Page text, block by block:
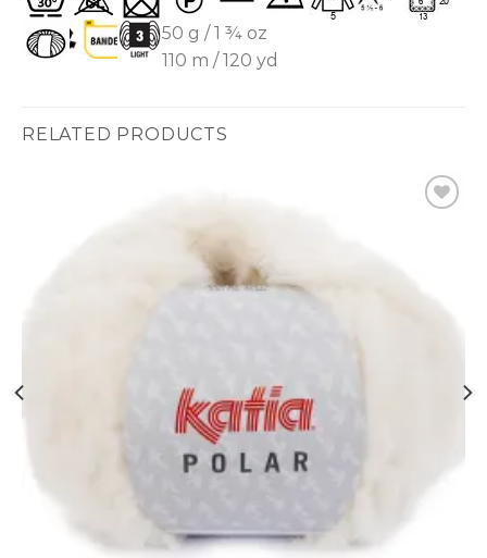
50 g / 1 ¾ oz
110 m / 120 yd
RELATED PRODUCTS